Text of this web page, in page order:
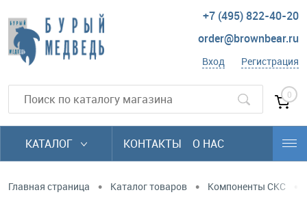
+7 (495) 822-40-20
order@brownbear.ru
Вход Регистрация
0
КАТАЛОГ КОНТАКТЫ О НАС
Главная страница • Каталог товаров • Компоненты СКС